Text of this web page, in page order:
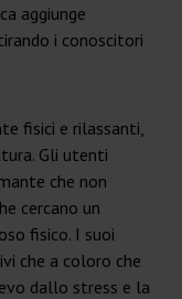
aggiunge
i conoscitori
fisici e rilassanti,
Gli utenti
che non
cercano un
fisico. I suoi
che a coloro che
dallo stress e la